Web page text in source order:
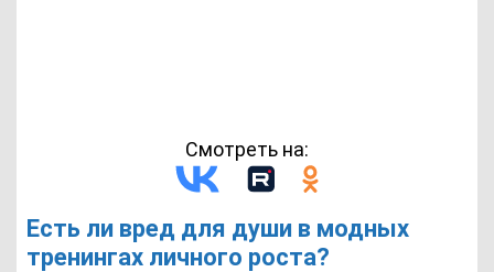
Смотреть на:
Есть ли вред для души в модных
тренингах личного роста?